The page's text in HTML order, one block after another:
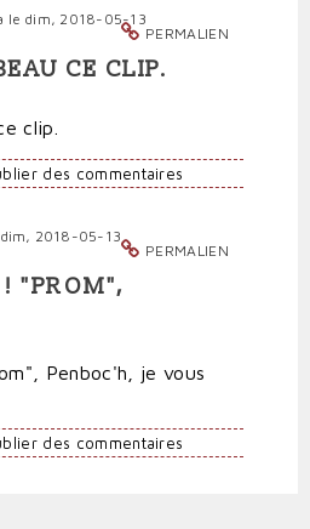
PERMALIEN
le dim, 2018-05-13
CE CLIP.
clip.
des commentaires
PERMALIEN
2018-05-13
"PROM",
Penboc'h, je vous
des commentaires